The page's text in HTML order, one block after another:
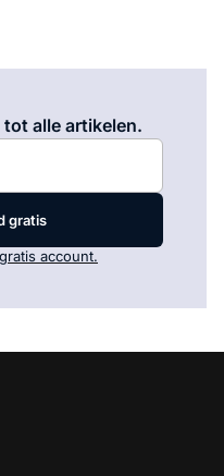
alle artikelen.
gratis
account.